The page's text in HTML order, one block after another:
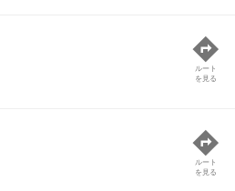
ルート
を見る
ルート
を見る